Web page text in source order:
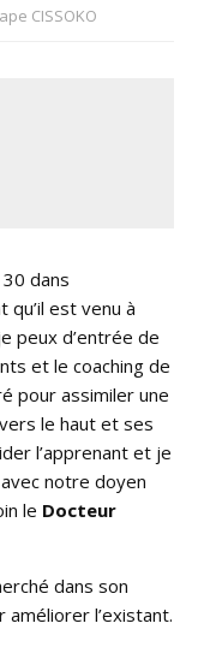
CISSOKO
dans
qu’il est venu à
peux d’entrée de
et le coaching de
pour assimiler une
le haut et ses
l’apprenant et je
notre doyen
le Docteur
dans son
l’existant.